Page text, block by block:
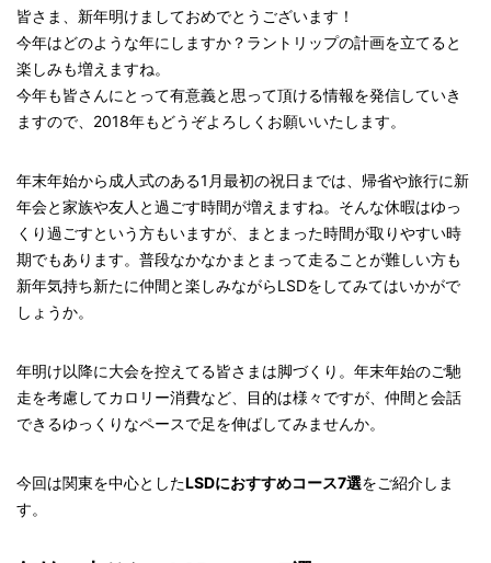
皆さま、新年明けましておめでとうございます！
今年はどのような年にしますか？ラントリップの計画を立てると
楽しみも増えますね。
今年も皆さんにとって有意義と思って頂ける情報を発信していき
ますので、2018年もどうぞよろしくお願いいたします。
年末年始から成人式のある1月最初の祝日までは、帰省や旅行に新
年会と家族や友人と過ごす時間が増えますね。そんな休暇はゆっ
くり過ごすという方もいますが、まとまった時間が取りやすい時
期でもあります。普段なかなかまとまって走ることが難しい方も
新年気持ち新たに仲間と楽しみながらLSDをしてみてはいかがで
しょうか。
年明け以降に大会を控えてる皆さまは脚づくり。年末年始のご馳
走を考慮してカロリー消費など、目的は様々ですが、仲間と会話
できるゆっくりなペースで足を伸ばしてみませんか。
今回は関東を中心としたLSDにおすすめコース7選をご紹介しま
す。